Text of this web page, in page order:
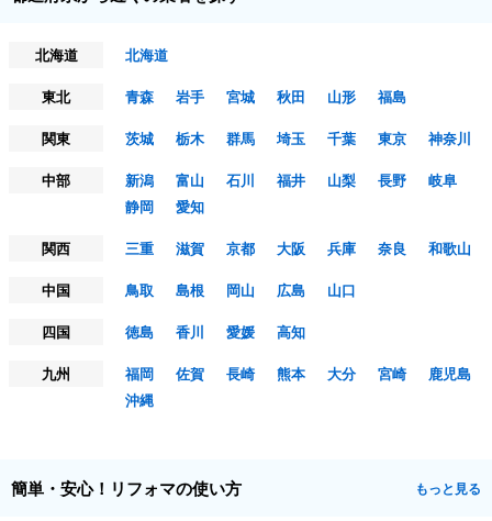
北海道
北海道
東北
青森 岩手 宮城 秋田 山形
福島
関東
茨城 栃木 群馬 埼玉 千葉 東京
神奈川
中部
新潟 富山 石川 福井 山梨 長野
岐阜
静岡
愛知
関西
三重 滋賀 京都 大阪 兵庫 奈良
和歌山
中国
鳥取 島根 岡山 広島
山口
四国
徳島 香川 愛媛
高知
九州
福岡 佐賀 長崎 熊本 大分 宮崎
鹿児島
沖縄
簡単・安心！リフォマの使い方 もっと見る